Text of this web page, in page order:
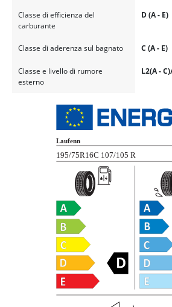
Classe di efficienza del
carburante
D (A - E)
Classe di aderenza sul bagnato C (A - E)
Classe e livello di rumore
esterno
L2(A -